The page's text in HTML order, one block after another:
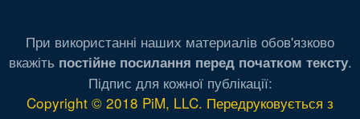
При використанні наших материалів обов'язково
вкажіть постійне посилання перед початком тексту.
Підпис для кожної публікації:
Copyright © 2018 PiM, LLC. Передруковується з